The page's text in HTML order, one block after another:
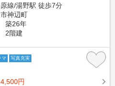
線/湯野駅 徒歩7分
神辺町
築26年
2階建
マ 写真充実
円